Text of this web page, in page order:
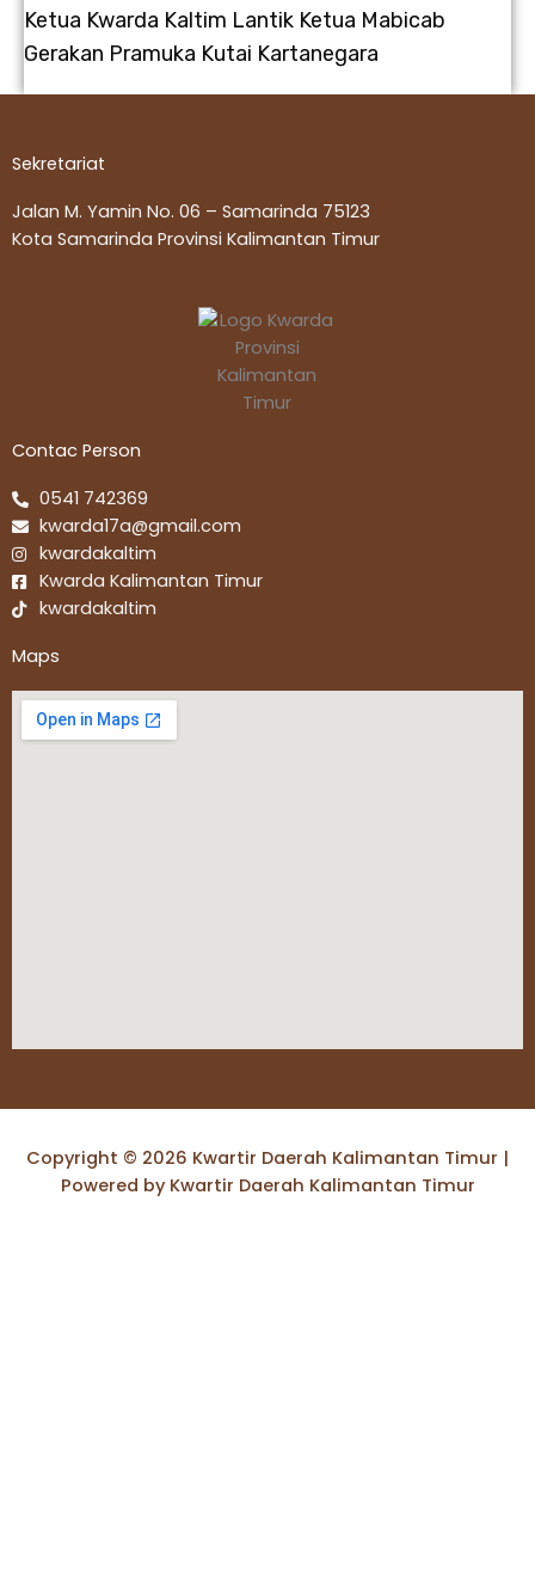
Ketua Kwarda Kaltim Lantik Ketua Mabicab
Gerakan Pramuka Kutai Kartanegara
Sekretariat
Jalan M. Yamin No. 06 – Samarinda 75123
Kota Samarinda Provinsi Kalimantan Timur
Contac Person
0541 742369
kwarda17a@gmail.com
kwardakaltim
Kwarda Kalimantan Timur
kwardakaltim
Maps
Copyright © 2026 Kwartir Daerah Kalimantan Timur |
Powered by Kwartir Daerah Kalimantan Timur